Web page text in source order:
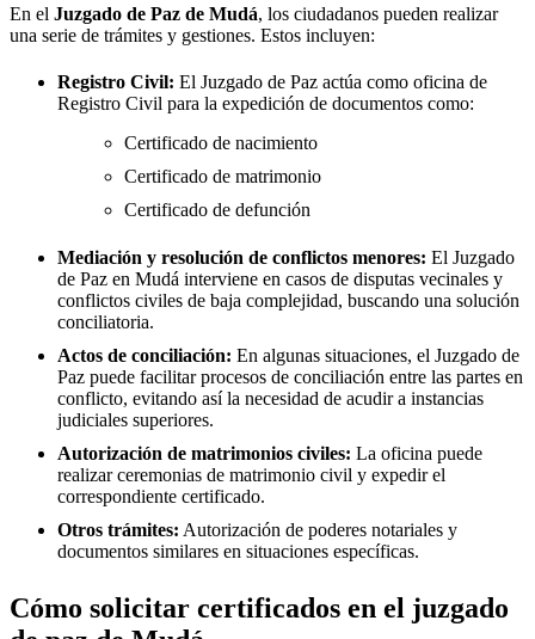
En el Juzgado de Paz de Mudá, los ciudadanos pueden realizar
una serie de trámites y gestiones. Estos incluyen:
Registro Civil: El Juzgado de Paz actúa como oficina de
Registro Civil para la expedición de documentos como:
Certificado de nacimiento
Certificado de matrimonio
Certificado de defunción
Mediación y resolución de conflictos menores: El Juzgado
de Paz en Mudá interviene en casos de disputas vecinales y
conflictos civiles de baja complejidad, buscando una solución
conciliatoria.
Actos de conciliación: En algunas situaciones, el Juzgado de
Paz puede facilitar procesos de conciliación entre las partes en
conflicto, evitando así la necesidad de acudir a instancias
judiciales superiores.
Autorización de matrimonios civiles: La oficina puede
realizar ceremonias de matrimonio civil y expedir el
correspondiente certificado.
Otros trámites: Autorización de poderes notariales y
documentos similares en situaciones específicas.
Cómo solicitar certificados en el juzgado